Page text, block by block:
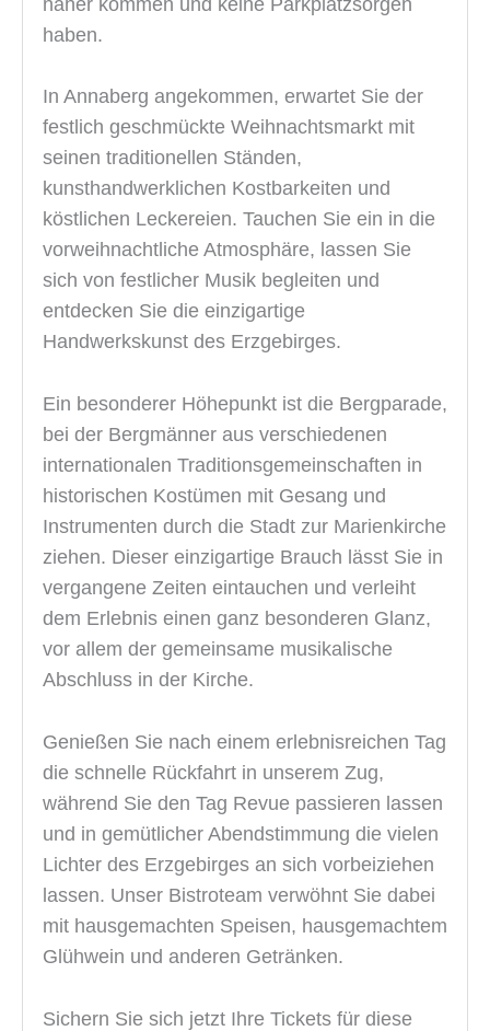
haben.
In Annaberg angekommen, erwartet Sie der
festlich geschmückte Weihnachtsmarkt mit
seinen traditionellen Ständen,
kunsthandwerklichen Kostbarkeiten und
köstlichen Leckereien. Tauchen Sie ein in die
vorweihnachtliche Atmosphäre, lassen Sie
sich von festlicher Musik begleiten und
entdecken Sie die einzigartige
Handwerkskunst des Erzgebirges.
Ein besonderer Höhepunkt ist die Bergparade,
bei der Bergmänner aus verschiedenen
internationalen Traditionsgemeinschaften in
historischen Kostümen mit Gesang und
Instrumenten durch die Stadt zur Marienkirche
ziehen. Dieser einzigartige Brauch lässt Sie in
vergangene Zeiten eintauchen und verleiht
dem Erlebnis einen ganz besonderen Glanz,
vor allem der gemeinsame musikalische
Abschluss in der Kirche.
Genießen Sie nach einem erlebnisreichen Tag
die schnelle Rückfahrt in unserem Zug,
während Sie den Tag Revue passieren lassen
und in gemütlicher Abendstimmung die vielen
Lichter des Erzgebirges an sich vorbeiziehen
lassen. Unser Bistroteam verwöhnt Sie dabei
mit hausgemachten Speisen, hausgemachtem
Glühwein und anderen Getränken.
Sichern Sie sich jetzt Ihre Tickets für diese